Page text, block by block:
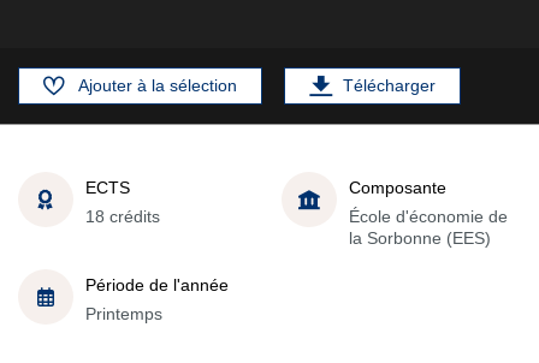
Ajouter à la sélection Télécharger
ECTS
18 crédits
Composante
École d'économie de
la Sorbonne (EES)
Période de l'année
Printemps